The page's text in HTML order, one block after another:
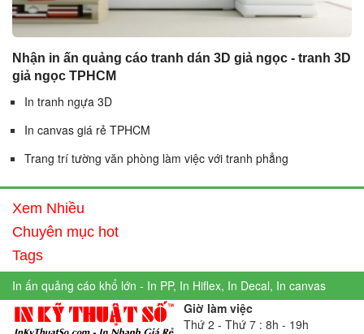
Nhận in ấn quảng cáo tranh dán 3D giả ngọc - tranh 3D
giả ngọc TPHCM
In tranh ngựa 3D
In canvas giá rẻ TPHCM
Trang trí tường văn phòng làm việc với tranh phẳng
Xem Nhiều
Chuyên mục hot
Tags
In ấn quảng cáo khổ lớn - In PP, In Hiflex, In Decal, In canvas
Giờ làm việc
Thứ 2 - Thứ 7 : 8h - 19h